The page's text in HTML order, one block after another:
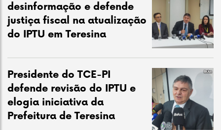
desinformação e defende
justiça fiscal na atualização
do IPTU em Teresina
Presidente do TCE-PI
defende revisão do IPTU e
elogia iniciativa da
Prefeitura de Teresina